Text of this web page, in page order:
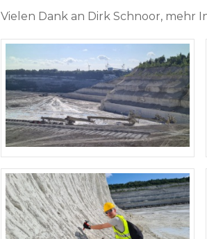
Vielen Dank an Dirk Schnoor, mehr